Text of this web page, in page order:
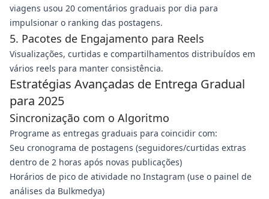
viagens usou 20 comentários graduais por dia para
impulsionar o ranking das postagens.
5. Pacotes de Engajamento para Reels
Visualizações, curtidas e compartilhamentos distribuídos em
vários reels para manter consistência.
Estratégias Avançadas de Entrega Gradual
para 2025
Sincronização com o Algoritmo
Programe as entregas graduais para coincidir com:
Seu cronograma de postagens (seguidores/curtidas extras
dentro de 2 horas após novas publicações)
Horários de pico de atividade no Instagram (use o painel de
análises da Bulkmedya)